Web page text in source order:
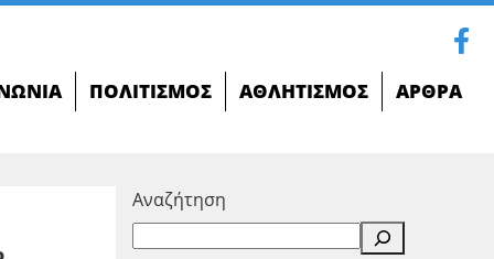
ΠΟΛΙΤΙΣΜΌΣ ΑΘΛΗΤΙΣΜΌΣ ΆΡΘΡΑ
Αναζήτηση